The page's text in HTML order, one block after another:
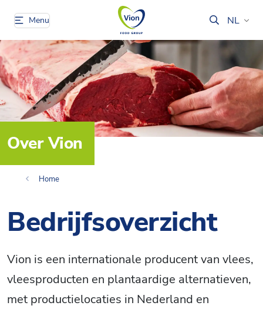
Menu NL
Over Vion
Home
Bedrijfsoverzicht
Vion is een internationale producent van vlees,
vleesproducten en plantaardige alternatieven,
met productielocaties in Nederland en